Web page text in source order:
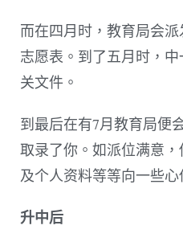
而在四月时，教育局会
志愿表。到了五月时，
关文件。
到最后在有7月教育局便
取录了你。如派位满意
及个人资料等等向一些心
升中后